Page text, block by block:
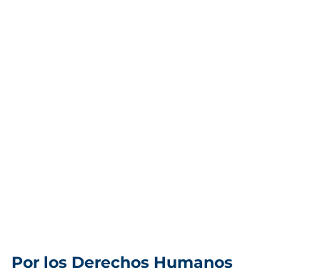
Por los Derechos Humanos